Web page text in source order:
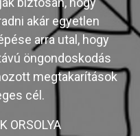
akár egyetlen
arra utal, hogy
öngondoskodás
megtakarítások
cél.
ORSOLYA